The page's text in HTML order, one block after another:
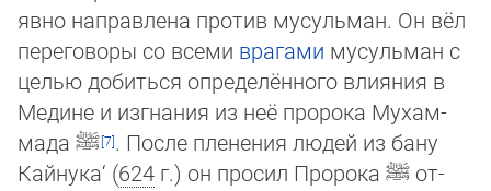
явно направлена против мусульман. Он вёл
переговоры со всеми врагами мусульман с
це­лью добиться определённого влияния в
Медине и изгнания из неё про­ро­ка Му­хам­
ма­да ﷺ . После пленения людей из бану
Кайнука‘ (624 г.) он просил Пророка ﷺ от­